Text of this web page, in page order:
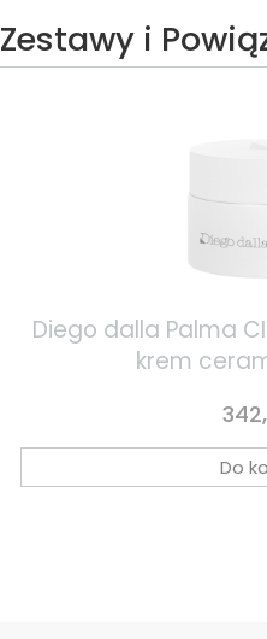
Zestawy i
Diego dalla Palma
krem
Do